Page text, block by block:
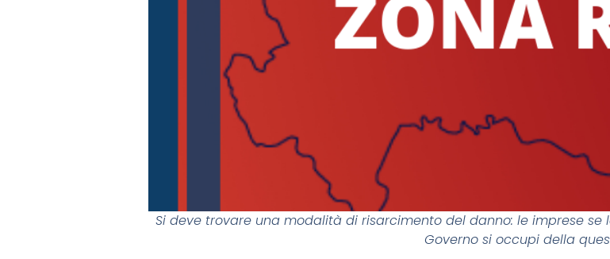
Si deve trovare una modalità di risarcimento del danno: le imprese se
Governo si occupi della